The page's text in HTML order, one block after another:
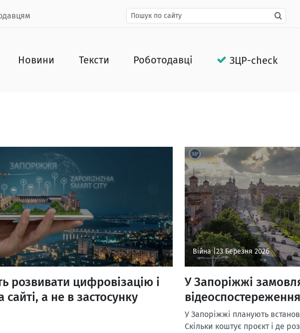
Новини Тексти Роботодавці ЗЦР-check
розвивати цифровізацію і
а не в застосунку
Війна |23 Березня 2026
У Запоріжжі
У Запоріжжі планують
Скільки коштує проєкт і де